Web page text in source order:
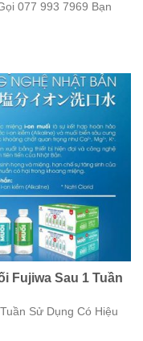
077 993 7969 Bạn
Fujiwa Sau 1 Tuần
Sử Dụng Có Hiệu